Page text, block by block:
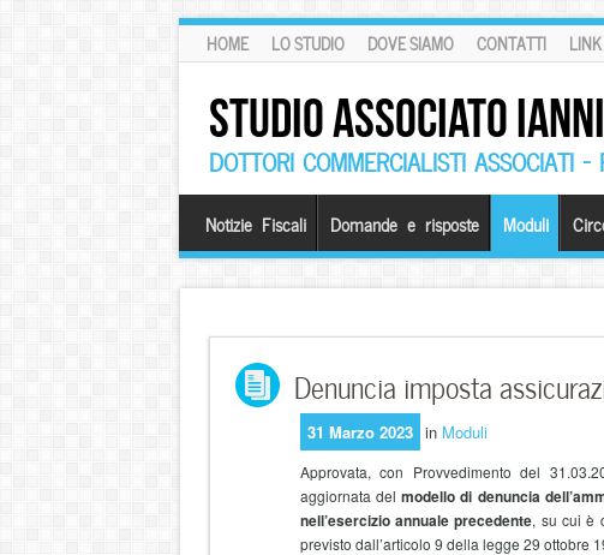
HOME LO STUDIO DOVE SIAMO CONTATTI LINK
STUDIO ASSOCIATO
DOTTORI COMMERCIALISTI ASSOCIATI –
Notizie Fiscali Domande e risposte Moduli
Denuncia imposta
31 Marzo 2023 in Moduli
Approvata, con Provvedimento del
aggiornata delmodello di denuncia
nell’esercizio annuale precedente, su cui è
previsto dall’articolo 9 della legge 29 ottobre